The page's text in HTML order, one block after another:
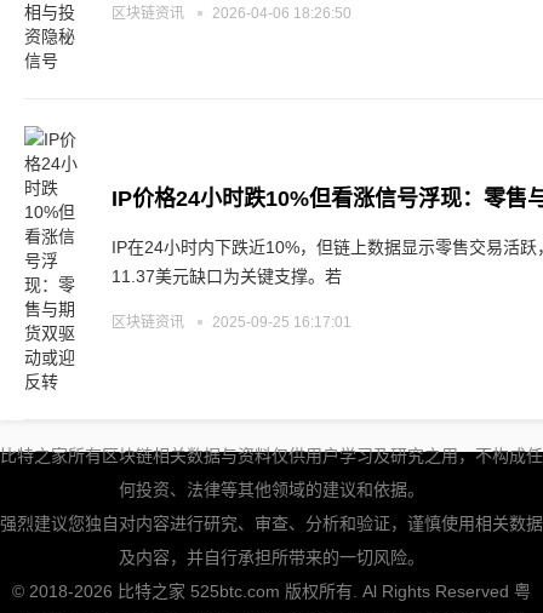
区块链资讯 2026-04-06 18:26:50
IP价格24小时跌10%但看涨信号浮现：零售
IP在24小时内下跌近10%，但链上数据显示零售交易活
11.37美元缺口为关键支撑。若
区块链资讯 2025-09-25 16:17:01
比特之家所有区块链相关数据与资料仅供用户学习及研究之用，不构成任
何投资、法律等其他领域的建议和依据。
强烈建议您独自对内容进行研究、审查、分析和验证，谨慎使用相关数据
及内容，并自行承担所带来的一切风险。
© 2018-2026 比特之家 525btc.com 版权所有. Al Rights Reserved 粤